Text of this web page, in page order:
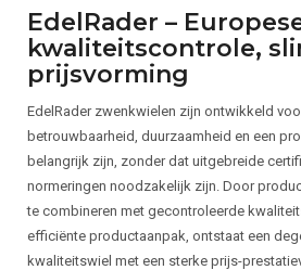
EdelRader –
kwaliteitscontrole,
prijsvorming
EdelRader zwenkwielen zijn ontwikkeld
betrouwbaarheid, duurzaamheid en een
belangrijk zijn, zonder dat uitgebreide
normeringen noodzakelijk zijn. Door
te combineren met gecontroleerde
efficiënte productaanpak, ontstaat een
kwaliteitswiel met een sterke prijs-